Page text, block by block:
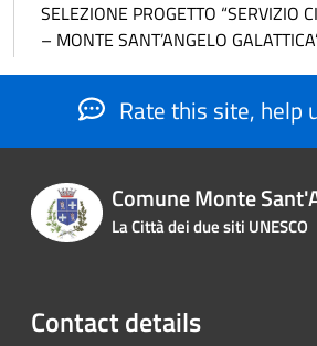
SELEZIONE PROGETTO “SERVIZIO
– MONTE SANT’ANGELO
Rate this site, help
Comune Monte
La Città dei due siti UNESCO
Contact details